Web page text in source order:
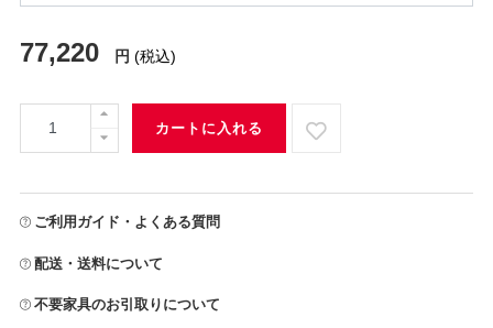
77,220 円 (税込)
カートに入れる
ご利用ガイド・よくある質問
配送・送料について
不要家具のお引取りについて